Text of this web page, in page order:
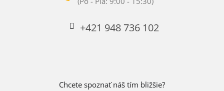
+421 948 736 102
Chcete spoznať náš tím bližšie?